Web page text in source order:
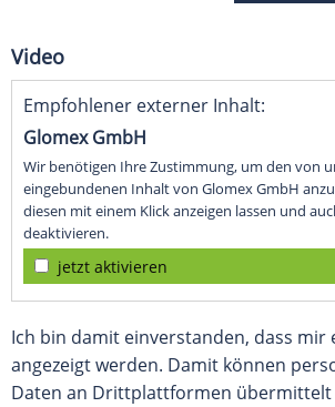
Video
Empfohlener externer Inhalt:
Glomex GmbH
Wir benötigen Ihre Zustimmung, um den von
eingebundenen Inhalt von Glomex GmbH
diesen mit einem Klick anzeigen lassen und
deaktivieren.
jetzt aktivieren
Ich bin damit einverstanden, dass mir
angezeigt werden. Damit können
Daten an Drittplattformen übermittelt